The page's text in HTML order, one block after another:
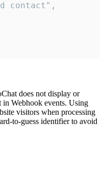
contact",
does not display or
Webhook events. Using
visitors when processing
to-guess identifier to avoid